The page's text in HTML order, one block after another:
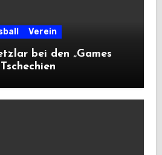
Verein
bei den „Games